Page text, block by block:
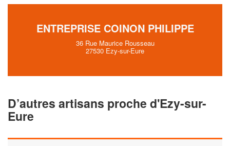
ENTREPRISE COINON PHILIPPE
36 Rue Maurice Rousseau
27530 Ezy-sur-Eure
D’autres artisans proche d'Ezy-sur-
Eure